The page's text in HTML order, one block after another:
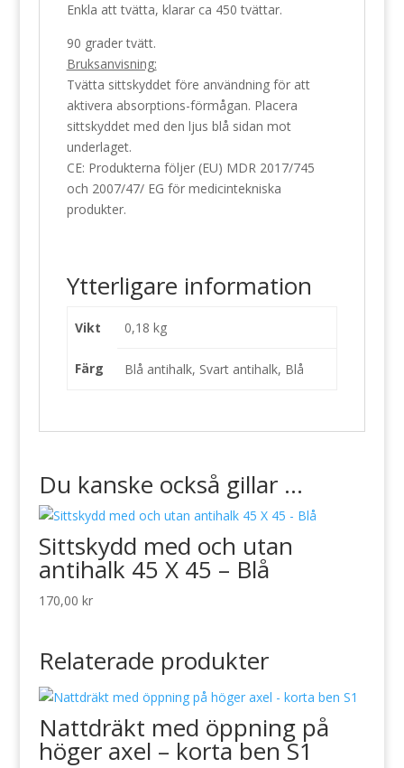
Enkla att tvätta, klarar ca 450 tvättar.
90 grader tvätt.
Bruksanvisning:
Tvätta sittskyddet före användning för att
aktivera absorptions-förmågan. Placera
sittskyddet med den ljus blå sidan mot
underlaget.
CE: Produkterna följer (EU) MDR 2017/745
och 2007/47/ EG för medicintekniska
produkter.
Ytterligare information
Vikt 0,18 kg
Färg Blå antihalk, Svart antihalk, Blå
Du kanske också gillar …
Sittskydd med och utan
antihalk 45 X 45 – Blå
170,00 kr
Relaterade produkter
Nattdräkt med öppning på
höger axel – korta ben S1